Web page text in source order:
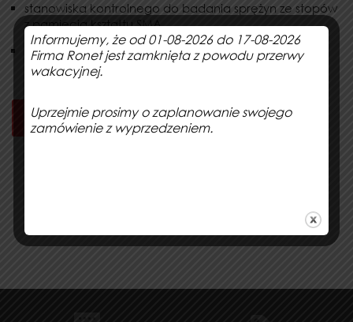
stanowiska kontrolnego do badania sprężyn ze stopów
z pamięcią kształtu SMA .
stanowiska pomiarowego do badania sprężyn ze
stopów z pamięcią kształtu SMA .
Pobierz zapytanie ofertowe + formularz
Informujemy, że od 01-08-2026 do 17-08-2026
Firma Ronet jest zamknięta z powodu przerwy
wakacyjnej.
Uprzejmie prosimy o zaplanowanie swojego
zamówienie z wyprzedzeniem.